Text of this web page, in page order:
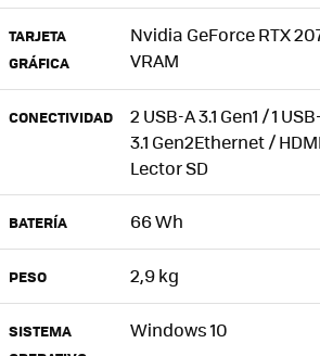
TARJETA
GRÁFICA
Nvidia GeForce RTX
VRAM
CONECTIVIDAD
2 USB-A 3.1 Gen1 / 1
3.1 Gen2Ethernet /
Lector SD
BATERÍA 66 Wh
PESO 2,9 kg
SISTEMA
Windows 10